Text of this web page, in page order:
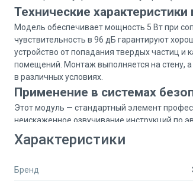
Технические
Модель обеспечивает мощность 5 Вт при
чувствительность в 96 дБ гарантируют
устройство от попадания твердых частиц и
помещений. Монтаж выполняется на стену, а
в различных условиях.
Применение в системах
Этот модуль — стандартный элемент
неискаженное озвучивание инструкций по
оборудованием многих производителей,
Почему заказывают на
найдете нужный товар, сравните условия и
Характеристики
Бренд